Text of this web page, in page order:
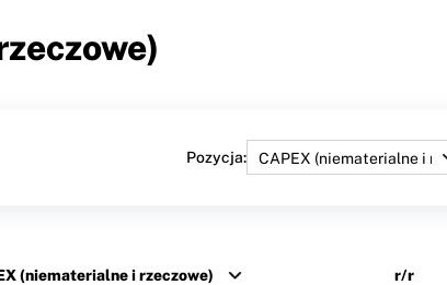
Pozycja:
(niematerialne i rzeczowe) r/r